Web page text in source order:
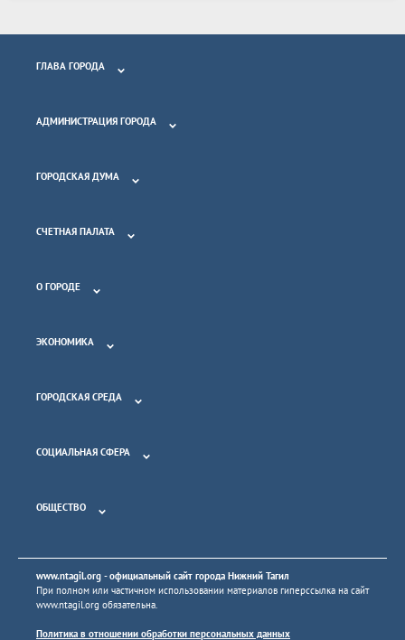
ГЛАВА ГОРОДА
АДМИНИСТРАЦИЯ ГОРОДА
ГОРОДСКАЯ ДУМА
СЧЕТНАЯ ПАЛАТА
О ГОРОДЕ
ЭКОНОМИКА
ГОРОДСКАЯ СРЕДА
СОЦИАЛЬНАЯ СФЕРА
ОБЩЕСТВО
www.ntagil.org - официальный сайт города Нижний Тагил
При полном или частичном использовании материалов гиперссылка на сайт
www.ntagil.org обязательна.
Политика в отношении обработки персональных данных